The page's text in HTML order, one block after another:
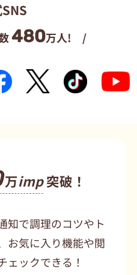
480万人! /
万imp突破！
知で調理のコツやト
お気に入り機能や閲
ェックできる！